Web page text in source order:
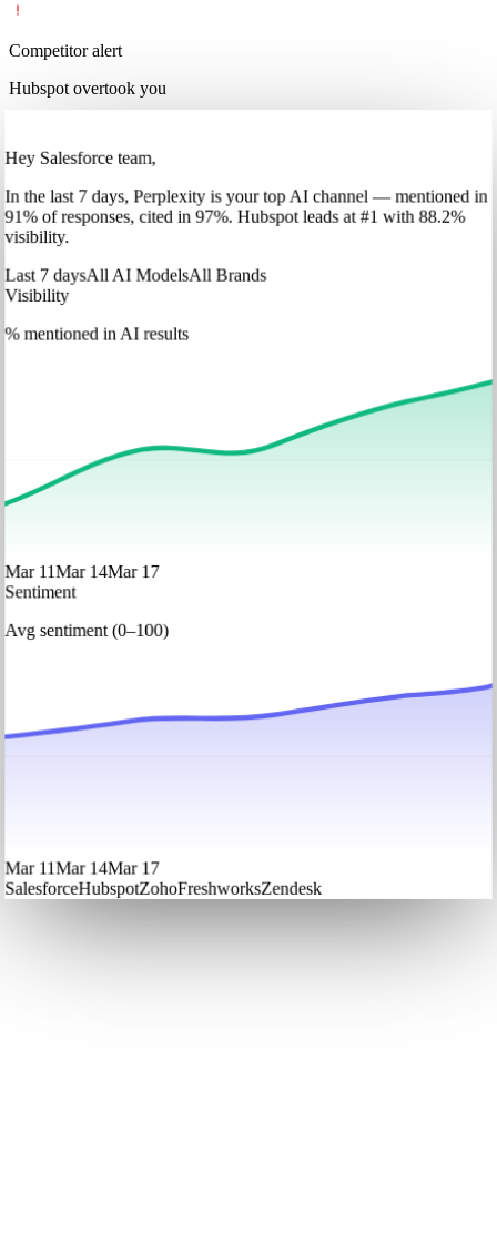
Competitor alert
Hubspot overtook you
Hey Salesforce team,
Inthe last 7 days, Perplexityis your top AI channel — mentioned in
91% of responses, cited in 97%. Hubspotleads at #1 with 88.2%
visibility.
Last 7 daysAll AI ModelsAll Brands
Visibility
% mentioned in AI results
Mar 11Mar 14Mar 17
Sentiment
Avg sentiment (0–100)
Mar 11Mar 14Mar 17
SalesforceHubspotZohoFreshworksZendesk